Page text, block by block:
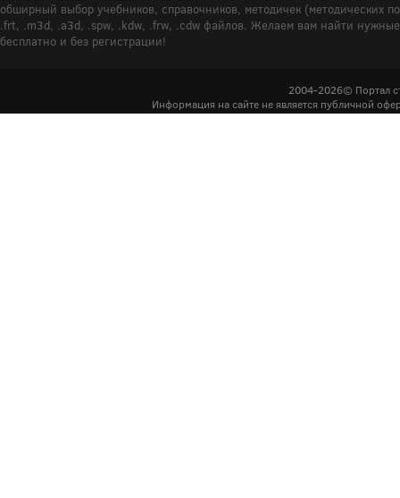
обширный выбор учебников, справочников, методичек (методических
.frt, .m3d, .a3d, .spw, .kdw, .frw, .cdw файлов. Желаем вам найти
бесплатно и без регистрации!
2004-2026© Портал
Информация на сайте не является публичной